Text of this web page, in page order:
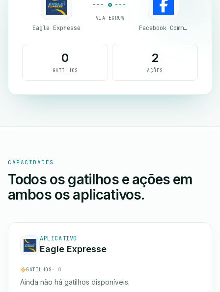
Eagle Expresse
VIA EGROW
Facebook Commerce
0
GATILHOS
2
AÇÕES
CAPACIDADES
Todos os gatilhos e ações em
ambos os aplicativos.
APLICATIVO
Eagle Expresse
GATILHOS · 0
Ainda não há gatilhos disponíveis.